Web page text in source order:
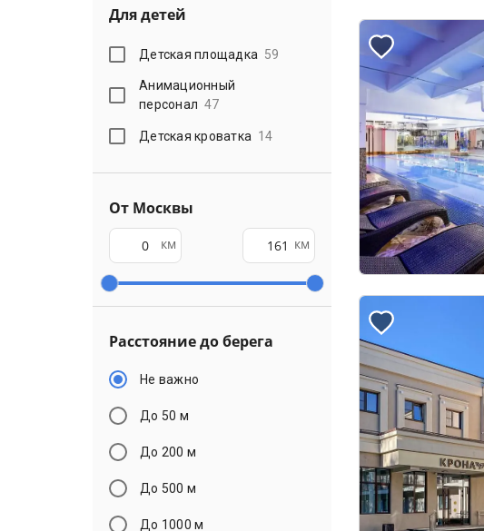
Для детей
Детская площадка 59
Анимационный
персонал 47
Детская кроватка 14
От Москвы
км км
Расстояние до берега
Не важно
До 50 м
До 200 м
До 500 м
До 1000 м